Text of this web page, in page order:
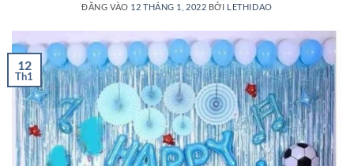
ĐĂNG VÀO 12 THÁNG 1, 2022 BỞI LETHIDAO
12
Th1